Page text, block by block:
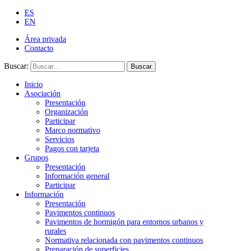
ES
EN
Área privada
Contacto
Buscar: Buscar
Inicio
Asociación
Presentación
Organización
Participar
Marco normativo
Servicios
Pagos con tarjeta
Grupos
Presentación
Información general
Participar
Información
Presentación
Pavimentos continuos
Pavimentos de hormigón para entornos urbanos y
rurales
Normativa relacionada con pavimentos continuos
Preparación de superficies